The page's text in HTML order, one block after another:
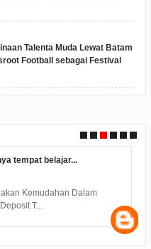
Talenta Muda Lewat Batam
Football sebagai Festival
tempat belajar...
Kemudahan Dalam
T...